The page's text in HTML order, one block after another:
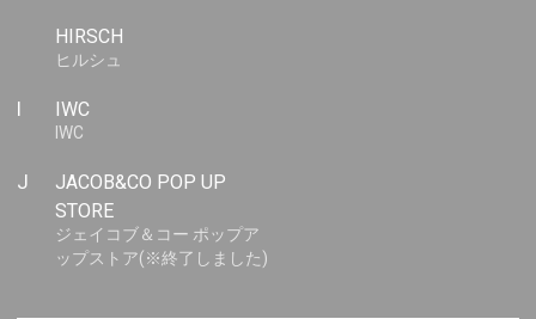
HIRSCH
ヒルシュ
I IWC
IWC
J
JACOB&CO POP UP
STORE
ジェイコブ＆コー ポップア
ップストア(※終了しました)